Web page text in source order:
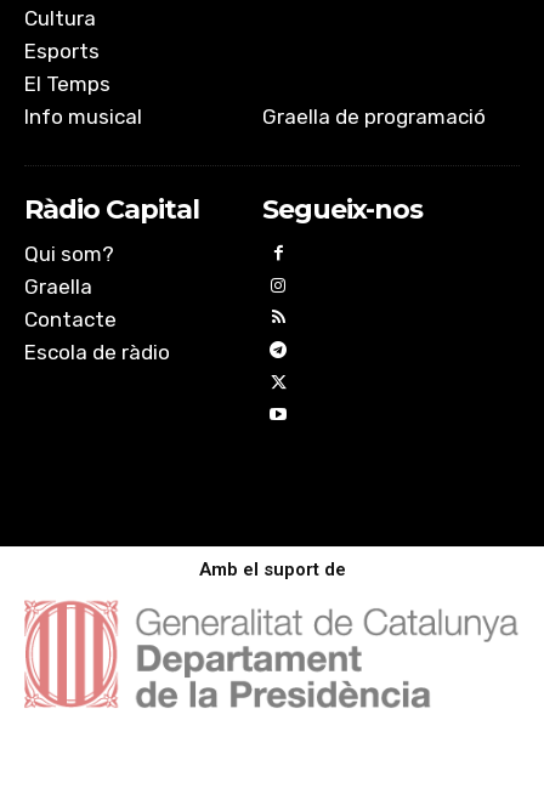
Cultura
Esports
El Temps
Info musical
Graella de programació
Ràdio Capital
Qui som?
Graella
Contacte
Escola de ràdio
Segueix-nos
Amb el suport de